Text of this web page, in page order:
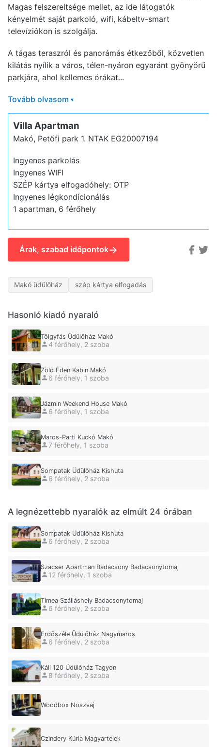
Magas felszereltsége mellet, az ide látogatók
kényelmét saját parkoló, wifi, kábeltv-smart
televíziókon is szolgálja.
A tágas teraszról és panorámás étkezőből, közvetlen
kilátás nyílik a város, télen-nyáron egyaránt gyönyörű
parkjára, ahol kellemes órákat...
Tovább olvasom ▾
Villa Apartman
Makó, Petőfi park 1. NTAK EG20007194
Ingyenes parkolás
Ingyenes WIFI
SZÉP kártya elfogadóhely: OTP
Ingyenes légkondícionálás
1 apartman, 6 férőhely
Árak, szabad időpontok→
Makó üdülőház szép kártya elfogadás
Hasonló kiadó nyaraló
Tölgyfás Üdülőház Makó
4 férőhely, 2 szoba
Zöld Éden Kabin Makó
6 férőhely, 1 szoba
Jázmin Weekend House Makó
6 férőhely, 1 szoba
Maros-Parti Kuckó Makó
7 férőhely, 1 szoba
Sompatak Üdülőház Kishuta
6 férőhely, 2 szoba
A legnézettebb nyaralók az elmúlt 24 órában
Sompatak Üdülőház Kishuta
6 férőhely, 2 szoba
Szacser Apartman Badacsony Badacsonytomaj
12 férőhely, 1 szoba
Tímea Szálláshely Badacsonytomaj
6 férőhely, 2 szoba
Erdőszéle Üdülőház Nagymaros
6 férőhely, 2 szoba
Káli 120 Üdülőház Tagyon
8 férőhely, 2 szoba
Woodbox Noszvaj
Czindery Kúria Magyartelek